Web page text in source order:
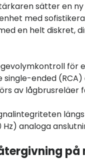
sätter en
med
en helt diskret,
för
ended
av lågbrusreläer
analoga